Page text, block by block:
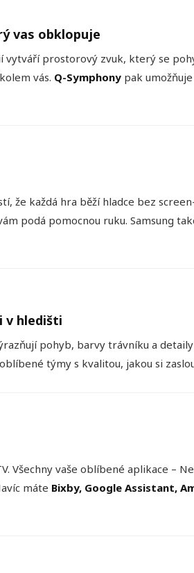
vas obklopuje
vytváří prostorový zvuk, který se
vás. Q-Symphony pak
že každá hra běží hladce bez
podá pomocnou ruku. Samsung
v hledišti
pohyb, barvy trávníku a
týmy s kvalitou, jakou si
vaše oblíbené aplikace –
máte Bixby, Google Assistant,